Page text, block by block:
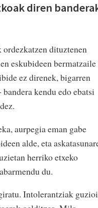
diren
dituztenen
eskubideen bermatzaile
ez direnek, bigarren
kendu edo ebatsi
aurpegia eman gabe
alde, eta
herriko etxeko
du.
Intolerantziak guzioi